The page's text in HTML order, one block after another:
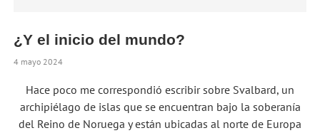
¿Y el inicio del mundo?
4 mayo 2024
Hace poco me correspondió escribir sobre Svalbard, un
archipiélago de islas que se encuentran bajo la soberanía
del Reino de Noruega y están ubicadas al norte de Europa